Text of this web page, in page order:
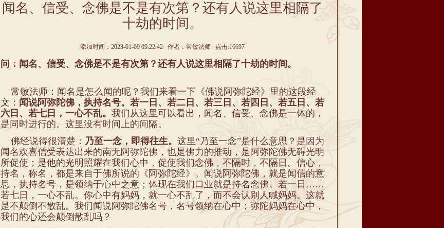
闻名、信受、念佛是不是有次第？还有人说这里相隔了
十劫的时间。
添加时间：2023-01-09 09:22:42 作者：常敏法师 点击:16697
问：闻名、信受、念佛是不是有次第？还有人说这里相隔了十劫的时间。
常敏法师：闻名是怎么闻的呢？我们来看一下《佛说阿弥陀经》里的这段经
文： 闻说阿弥陀佛，执持名号。若一日、若二日、若三日、若四日、若五日、若
六日、若七日，一心不乱。 我们从这里可以看出，闻名、信受、念佛是一体的，
是同时进行的。这里没有时间上的间隔。
佛经说得很清楚： 乃至一念，即得往生。 这里“乃至一念”是什么意思？是因为
闻名欢喜信受表达出来的南无阿弥陀佛，也是佛力的推动，是阿弥陀佛无碍光明
所促使；是他的光明照耀在我们心中，促使我们念佛，不隔时，不隔日。信心，
持名，称名，都是来自于佛所说的《阿弥陀经》。闻说阿弥陀佛，就是闻信的意
思，执持名号，是领纳于心中之意；体现在我们口业就是持名念佛。若一日……
若七日，一心不乱。你心中有妈妈，就一心不乱了，而不会认别人喊妈妈。这就
是不颠倒不散乱。我们闻说阿弥陀佛名号，名号领纳在心中；弥陀妈妈在心中，
我们的心还会颠倒散乱吗？